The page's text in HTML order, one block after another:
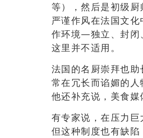
等），然后是初级
严谨作风在法国文
作环境—独立、封闭
这里并不适用。
法国的名厨崇拜也
常在冗长而谄媚的人
他还补充说，美食媒
有专家说，在压力巨
但这种制度也有缺